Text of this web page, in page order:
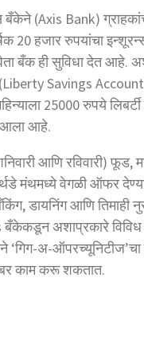
बँकेने (Axis Bank)
20 हजार रुपयांचा
घेता बँक ही सुविधा देत
(Liberty Savings
25000 रुपये
आला आहे.
आणि रविवारी)
मंथमध्ये वेगळी ऑफर
डायनिंग आणि तिमाही
अशाप्रकारे विविध
‘गिग-अ-
काम करू शकतात.